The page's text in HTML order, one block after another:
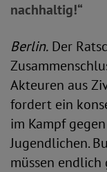
nachhaltig!“
Berlin. Der
Akteuren aus
fordert ein
im Kampf
Jugendlichen.
müssen endlich